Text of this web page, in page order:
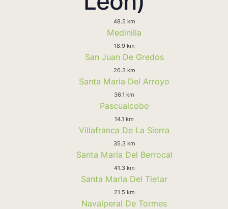
48.5 km
Medinilla
18.9 km
San Juan De Gredos
26.3 km
Santa Maria Del Arroyo
36.1 km
Pascualcobo
14.1 km
Villafranca De La Sierra
35.3 km
Santa Maria Del Berrocal
41.3 km
Santa Maria Del Tietar
21.5 km
Navalperal De Tormes